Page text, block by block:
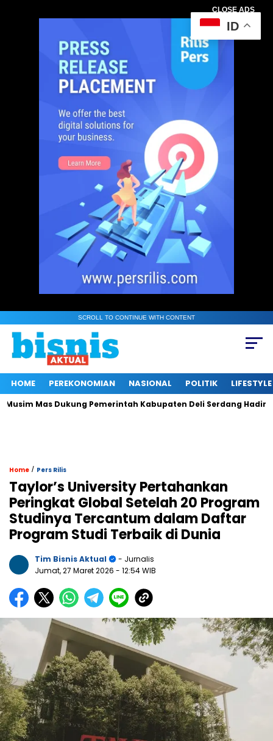
CLOSE ADS
SCROLL TO CONTINUE WITH CONTENT
HOME PEREKONOMIAN NASIONAL POLITIK LIFESTYLE
Mas Dukung Pemerintah Kabupaten Deli Serdang Hadirkan
Home / Pers Rilis
Taylor’s University Pertahankan
Peringkat Global Setelah 20 Program
Studinya Tercantum dalam Daftar
Program Studi Terbaik di Dunia
Tim Bisnis Aktual
- Jurnalis
Jumat, 27 Maret 2026 - 12:54 WIB
ID